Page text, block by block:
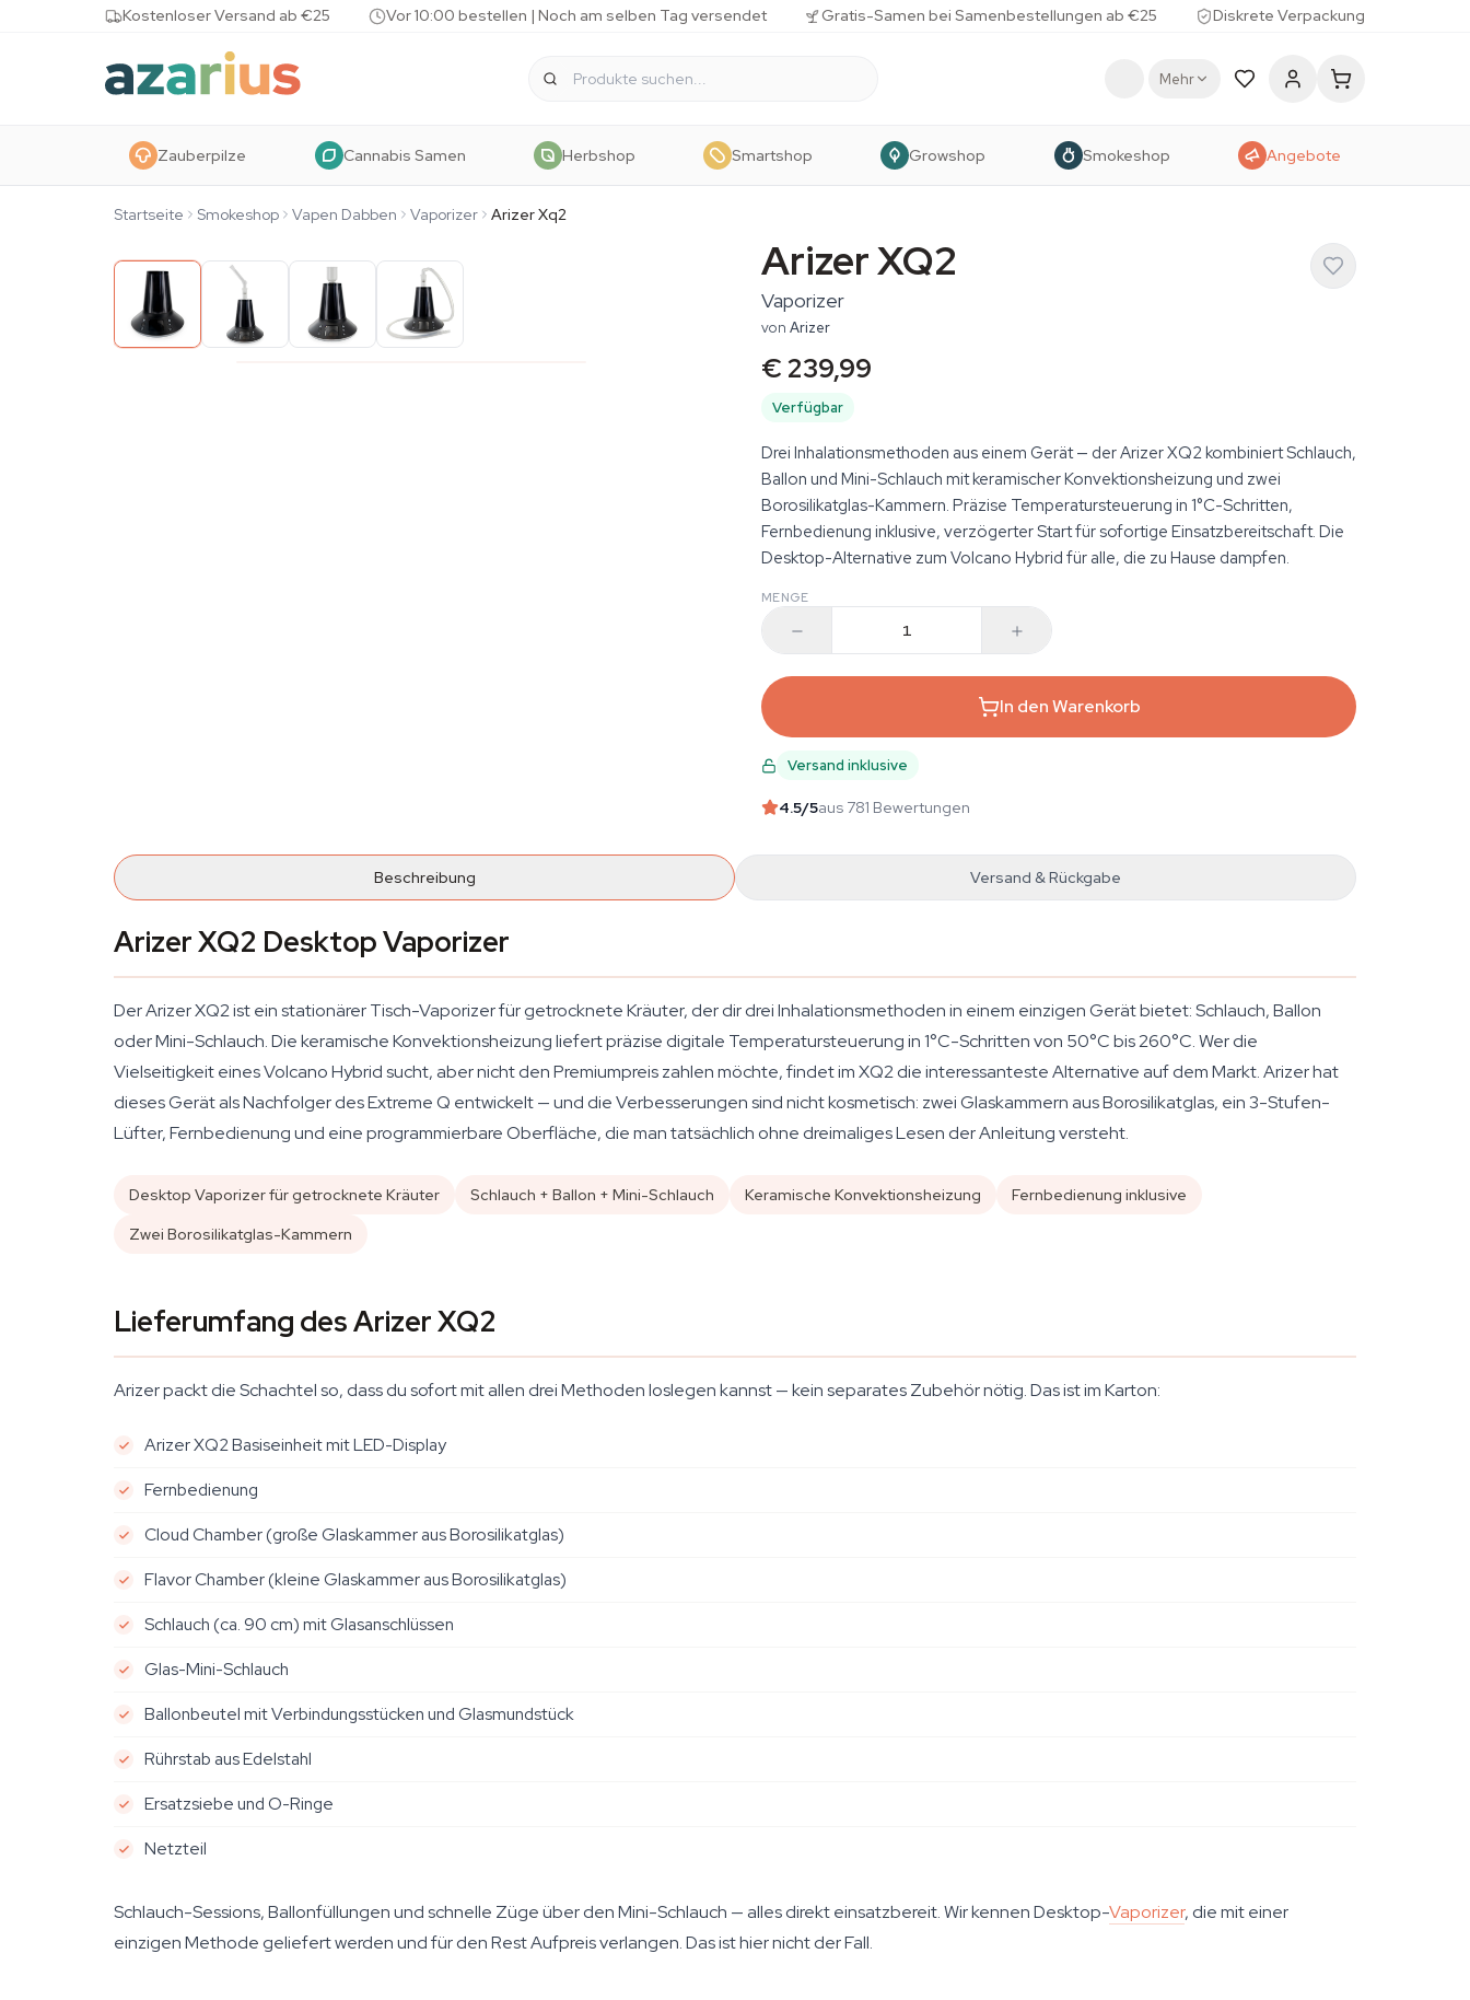
Skip to contentKostenloser Versand ab €25 Vor 10:00 bestellen | Noch am selben Tag versendet Gratis-Samen bei Samenbestellungen ab €25 Diskrete Verpackung
Mehr
Zauberpilze Cannabis Samen Herbshop Smartshop Growshop Smokeshop Angebote
Startseite Smokeshop Vapen Dabben Vaporizer Arizer Xq2
Arizer XQ2
Vaporizer
von Arizer
€ 239,99
Verfügbar
Drei Inhalationsmethoden aus einem Gerät — der Arizer XQ2 kombiniert Schlauch,
Ballon und Mini-Schlauch mit keramischer Konvektionsheizung und zwei
Borosilikatglas-Kammern. Präzise Temperatursteuerung in 1°C-Schritten,
Fernbedienung inklusive, verzögerter Start für sofortige Einsatzbereitschaft. Die
Desktop-Alternative zum Volcano Hybrid für alle, die zu Hause dampfen.
MENGE
In den Warenkorb
Versand inklusive
4.5/5aus 781 Bewertungen
Beschreibung Versand & Rückgabe
Arizer XQ2 Desktop Vaporizer
Der Arizer XQ2 ist ein stationärer Tisch-Vaporizer für getrocknete Kräuter, der dir drei Inhalationsmethoden in einem einzigen Gerät bietet: Schlauch, Ballon
oder Mini-Schlauch. Die keramische Konvektionsheizung liefert präzise digitale Temperatursteuerung in 1°C-Schritten von 50°C bis 260°C. Wer die
Vielseitigkeit eines Volcano Hybrid sucht, aber nicht den Premiumpreis zahlen möchte, findet im XQ2 die interessanteste Alternative auf dem Markt. Arizer hat
dieses Gerät als Nachfolger des Extreme Q entwickelt — und die Verbesserungen sind nicht kosmetisch: zwei Glaskammern aus Borosilikatglas, ein 3-Stufen-
Lüfter, Fernbedienung und eine programmierbare Oberfläche, die man tatsächlich ohne dreimaliges Lesen der Anleitung versteht.
Desktop Vaporizer für getrocknete Kräuter Schlauch + Ballon + Mini-Schlauch Keramische Konvektionsheizung
Fernbedienung inklusive
Zwei Borosilikatglas-Kammern
Lieferumfang des Arizer XQ2
Arizer packt die Schachtel so, dass du sofort mit allen drei Methoden loslegen kannst — kein separates Zubehör nötig. Das ist im Karton:
Arizer XQ2 Basiseinheit mit LED-Display
Fernbedienung
Cloud Chamber (große Glaskammer aus Borosilikatglas)
Flavor Chamber (kleine Glaskammer aus Borosilikatglas)
Schlauch (ca. 90 cm) mit Glasanschlüssen
Glas-Mini-Schlauch
Ballonbeutel mit Verbindungsstücken und Glasmundstück
Rührstab aus Edelstahl
Ersatzsiebe und O-Ringe
Netzteil
Schlauch-Sessions, Ballonfüllungen und schnelle Züge über den Mini-Schlauch — alles direkt einsatzbereit. Wir kennen Desktop-Vaporizer, die mit einer
einzigen Methode geliefert werden und für den Rest Aufpreis verlangen. Das ist hier nicht der Fall.